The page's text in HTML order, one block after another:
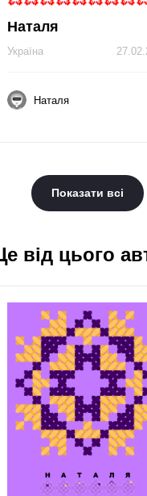
Наталя
Україна
Наталя
Показати всі
від цього